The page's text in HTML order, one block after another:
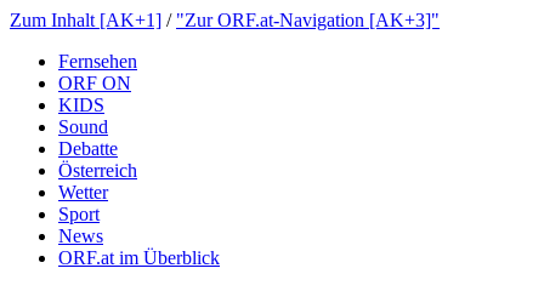
ZumInhalt[AK+1] / "ZurORF.at-Navigation[AK+3]"
Fernsehen
ORFON
KIDS
Sound
Debatte
Österreich
Wetter
Sport
News
ORF.atimÜberblick